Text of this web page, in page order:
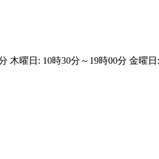
木曜日: 10時30分～19時00分 金曜